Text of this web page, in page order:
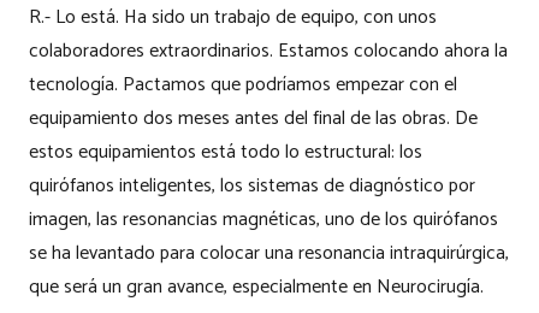
R.- Lo está. Ha sido un trabajo de equipo, con unos
colaboradores extraordinarios. Estamos colocando ahora la
tecnología. Pactamos que podríamos empezar con el
equipamiento dos meses antes del final de las obras. De
estos equipamientos está todo lo estructural: los
quirófanos inteligentes, los sistemas de diagnóstico por
imagen, las resonancias magnéticas, uno de los quirófanos
se ha levantado para colocar una resonancia intraquirúrgica,
que será un gran avance, especialmente en Neurocirugía.